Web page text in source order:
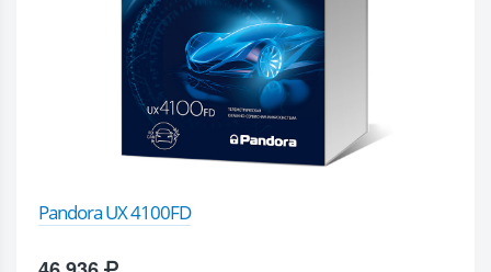
Pandora UX 4100FD